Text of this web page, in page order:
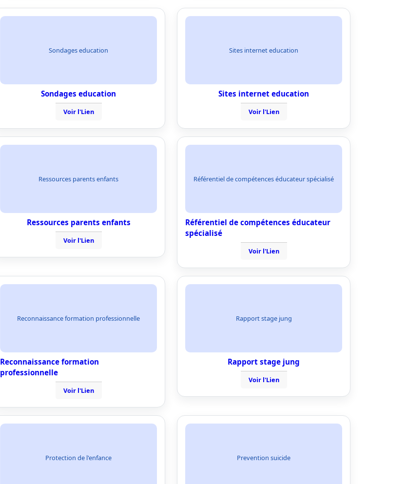
Sondages education
Sondages education
Voir l'Lien
Sites internet education
Sites internet education
Voir l'Lien
Ressources parents enfants
Ressources parents enfants
Voir l'Lien
Référentiel de compétences éducateur spécialisé
Référentiel de compétences éducateur
spécialisé
Voir l'Lien
Reconnaissance formation professionnelle
Reconnaissance formation
professionnelle
Voir l'Lien
Rapport stage jung
Rapport stage jung
Voir l'Lien
Protection de l'enfance Prevention suicide